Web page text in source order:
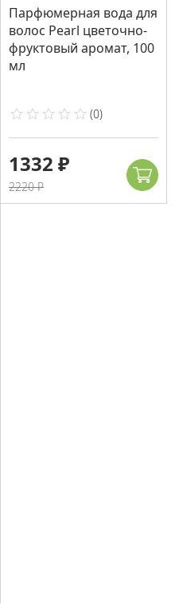
Парфюмерная вода для
волос Pearl цветочно-
фруктовый аромат, 100
мл
(0)
1332 ₽
2220 ₽